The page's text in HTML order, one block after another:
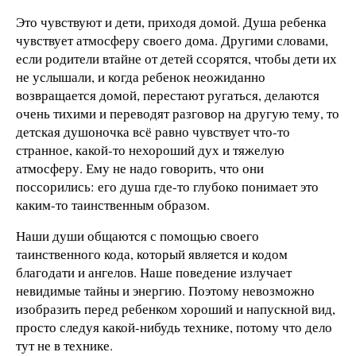
Это чувствуют и дети, приходя домой. Душа ребенка
чувствует атмосферу своего дома. Другими словами,
если родители втайне от детей ссорятся, чтобы дети их
не услышали, и когда ребенок неожиданно
возвращается домой, перестают ругаться, делаются
очень тихими и переводят разговор на другую тему, то
детская душоночка всё равно чувствует что-то
странное, какой-то нехороший дух и тяжелую
атмосферу. Ему не надо говорить, что они
поссорились: его душа где-то глубоко понимает это
каким-то таинственным образом.
Наши души общаются с помощью своего
таинственного кода, который является и кодом
благодати и ангелов. Наше поведение излучает
невидимые тайны и энергию. Поэтому невозможно
изобразить перед ребенком хороший и напускной вид,
просто следуя какой-нибудь технике, потому что дело
тут не в технике.